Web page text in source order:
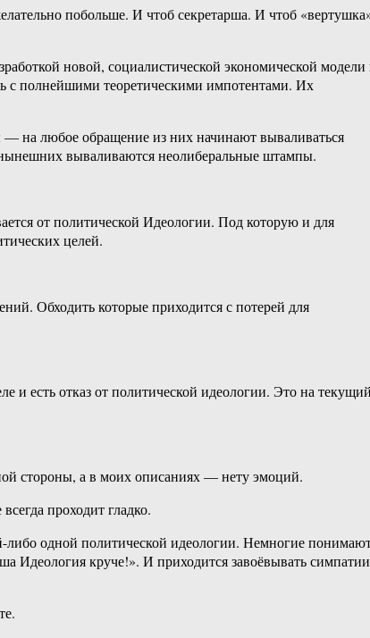
побольше. И чтоб секретарша. И чтоб
новой, социалистической экономической модели
с полнейшими теоретическими импотентами. Их
на любое обращение из них начинают вываливаться
вываливаются неолиберальные штампы.
от политической Идеологии. Под которую и для
целей.
Обходить которые приходится с потерей для
есть отказ от политической идеологии. Это на
стороны, а в моих описаниях — нету эмоций.
проходит гладко.
либо одной политической идеологии. Немногие
Идеология круче!». И приходится завоёвывать симпатии